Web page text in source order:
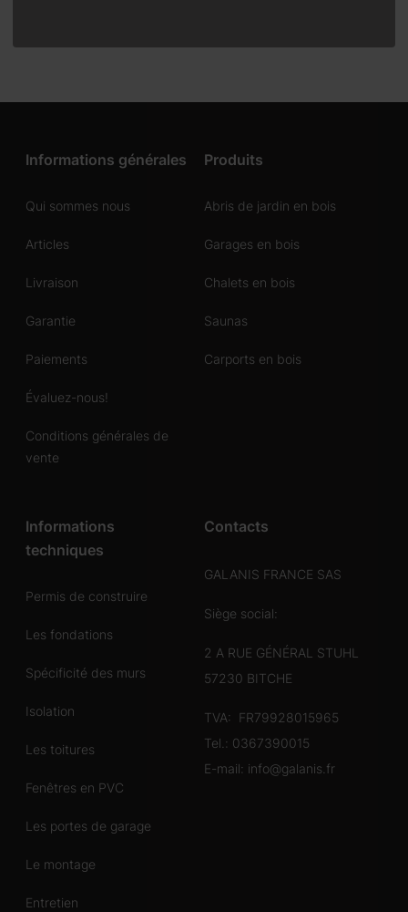
Informations générales
Qui sommes nous
Articles
Livraison
Garantie
Paiements
Évaluez-nous!
Conditions générales de
vente
Produits
Abris de jardin en bois
Garages en bois
Chalets en bois
Saunas
Carports en bois
Informations
techniques
Permis de construire
Les fondations
Spécificité des murs
Isolation
Les toitures
Fenêtres en PVC
Les portes de garage
Le montage
Entretien
Contacts
GALANIS FRANCE SAS
Siège social:
2 A RUE GÉNÉRAL STUHL
57230 BITCHE
TVA: FR79928015965
Tel.: 0367390015
E-mail: info@galanis.fr